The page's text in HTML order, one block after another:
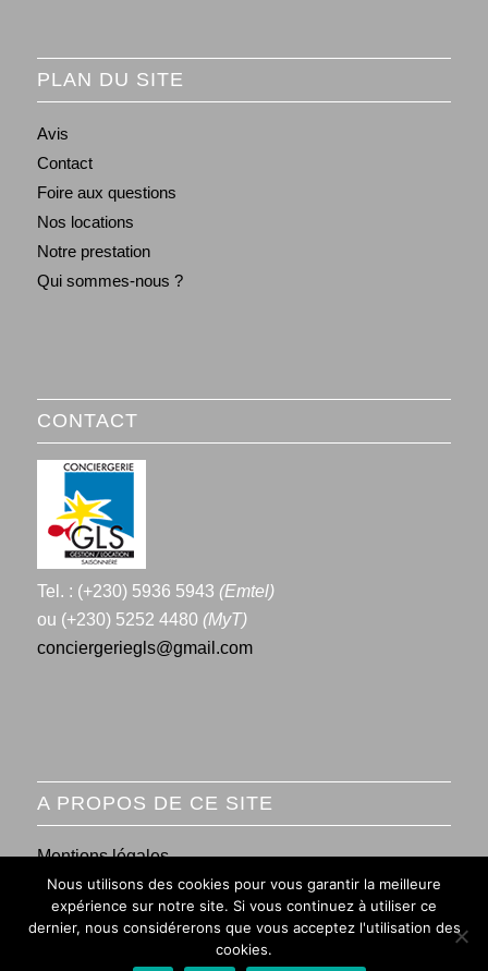
PLAN DU SITE
Avis
Contact
Foire aux questions
Nos locations
Notre prestation
Qui sommes-nous ?
CONTACT
Tel. : (+230) 5936 5943 (Emtel)
ou (+230) 5252 4480 (MyT)
conciergeriegls@gmail.com
A PROPOS DE CE SITE
Mentions légales
Conditions générales de vente
Nous utilisons des cookies pour vous garantir la meilleure
expérience sur notre site. Si vous continuez à utiliser ce
dernier, nous considérerons que vous acceptez l'utilisation des
cookies.